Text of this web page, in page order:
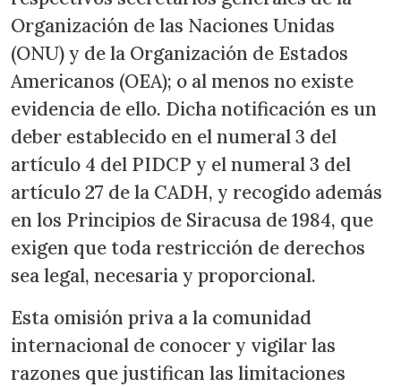
Organización de las Naciones Unidas
(ONU) y de la Organización de Estados
Americanos (OEA); o al menos no existe
evidencia de ello. Dicha notificación es un
deber establecido en el numeral 3 del
artículo 4 del PIDCP y el numeral 3 del
artículo 27 de la CADH, y recogido además
en los Principios de Siracusa de 1984, que
exigen que toda restricción de derechos
sea legal, necesaria y proporcional.
Esta omisión priva a la comunidad
internacional de conocer y vigilar las
razones que justifican las limitaciones